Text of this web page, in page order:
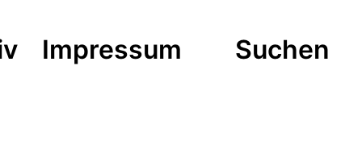
Impressum Suchen